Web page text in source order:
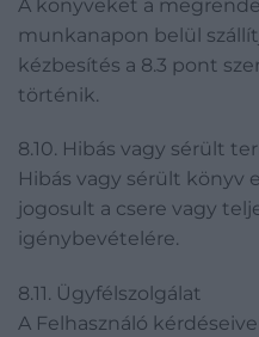
A könyveket a
munkanapon belül
kézbesítés a 8.3 pont
történik.
8.10. Hibás vagy sérült
Hibás vagy sérült könyv
jogosult a csere vagy
igénybevételére.
8.11. Ügyfélszolgálat
A Felhasználó